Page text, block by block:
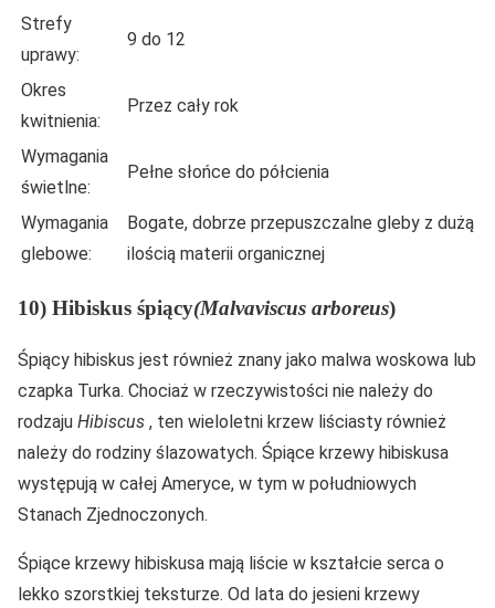
Strefy
uprawy:
9 do 12
Okres
kwitnienia:
Przez cały rok
Wymagania
świetlne:
Pełne słońce do półcienia
Wymagania
glebowe:
Bogate, dobrze przepuszczalne gleby z dużą
ilością materii organicznej
10) Hibiskus śpiący(Malvaviscus arboreus)
Śpiący hibiskus jest również znany jako malwa woskowa lub
czapka Turka. Chociaż w rzeczywistości nie należy do
rodzaju Hibiscus , ten wieloletni krzew liściasty również
należy do rodziny ślazowatych. Śpiące krzewy hibiskusa
występują w całej Ameryce, w tym w południowych
Stanach Zjednoczonych.
Śpiące krzewy hibiskusa mają liście w kształcie serca o
lekko szorstkiej teksturze. Od lata do jesieni krzewy